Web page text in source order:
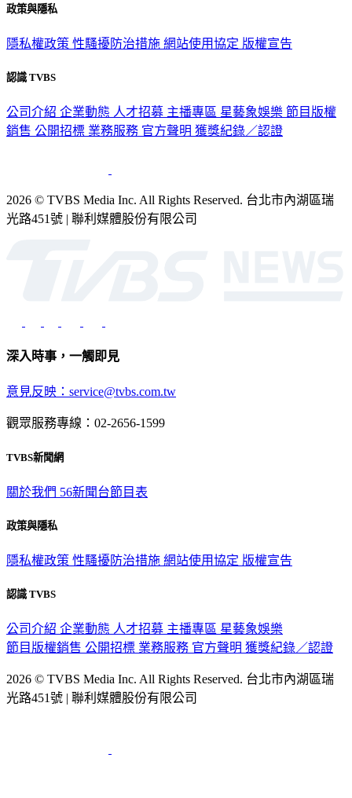
政策與隱私
隱私權政策 性騷擾防治措施 網站使用協定 版權宣告
認識 TVBS
公司介紹 企業動態 人才招募 主播專區 星藝象娛樂 節目版權
銷售 公開招標 業務服務 官方聲明 獲獎紀錄／認證
2026 © TVBS Media Inc. All Rights Reserved. 台北市內湖區瑞
光路451號 | 聯利媒體股份有限公司
深入時事，一觸即見
意見反映：service@tvbs.com.tw
觀眾服務專線：02-2656-1599
TVBS新聞網
關於我們 56新聞台節目表
政策與隱私
隱私權政策 性騷擾防治措施 網站使用協定 版權宣告
認識 TVBS
公司介紹 企業動態 人才招募 主播專區 星藝象娛樂
節目版權銷售 公開招標 業務服務 官方聲明 獲獎紀錄／認證
2026 © TVBS Media Inc. All Rights Reserved. 台北市內湖區瑞
光路451號 | 聯利媒體股份有限公司